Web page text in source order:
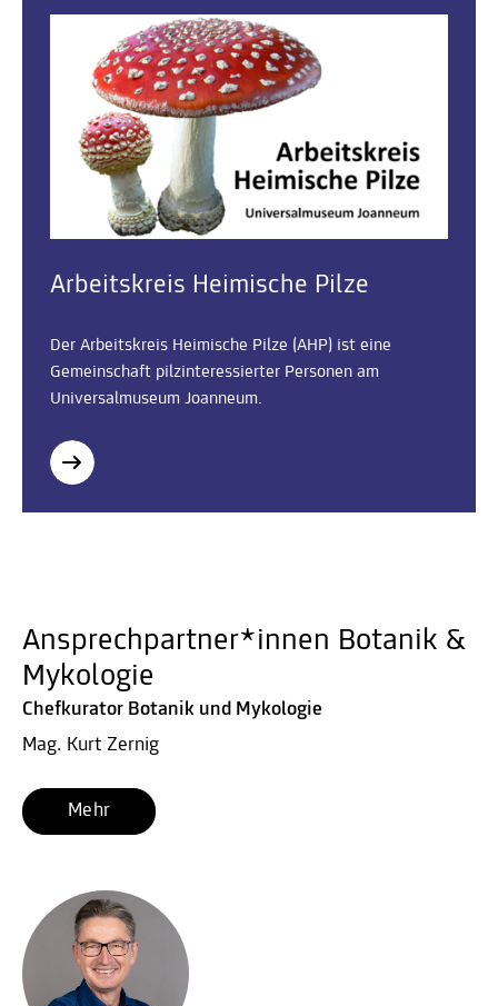
Arbeitskreis Heimische Pilze
Der Arbeitskreis Heimische Pilze (AHP) ist eine
Gemeinschaft pilzinteressierter Personen am
Universalmuseum Joanneum.
Ansprechpartner*innen Botanik &
Mykologie
Chefkurator Botanik und Mykologie
Mag. Kurt Zernig
Mehr